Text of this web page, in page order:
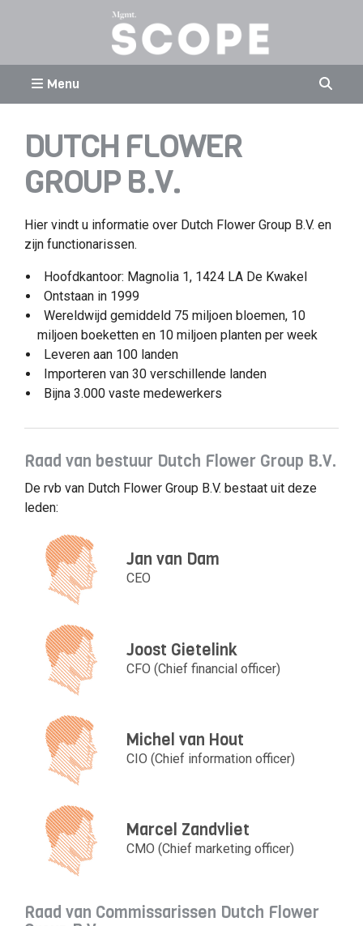
Menu
DUTCH FLOWER
GROUP B.V.
Hier vindt u informatie over Dutch Flower Group B.V. en
zijn functionarissen.
Hoofdkantoor: Magnolia 1, 1424 LA De Kwakel
Ontstaan in 1999
Wereldwijd gemiddeld 75 miljoen bloemen, 10
miljoen boeketten en 10 miljoen planten per week
Leveren aan 100 landen
Importeren van 30 verschillende landen
Bijna 3.000 vaste medewerkers
Raad van bestuur Dutch Flower Group B.V.
De rvb van Dutch Flower Group B.V. bestaat uit deze
leden:
Jan van Dam
CEO
Joost Gietelink
CFO (Chief financial officer)
Michel van Hout
CIO (Chief information officer)
Marcel Zandvliet
CMO (Chief marketing officer)
Raad van Commissarissen Dutch Flower